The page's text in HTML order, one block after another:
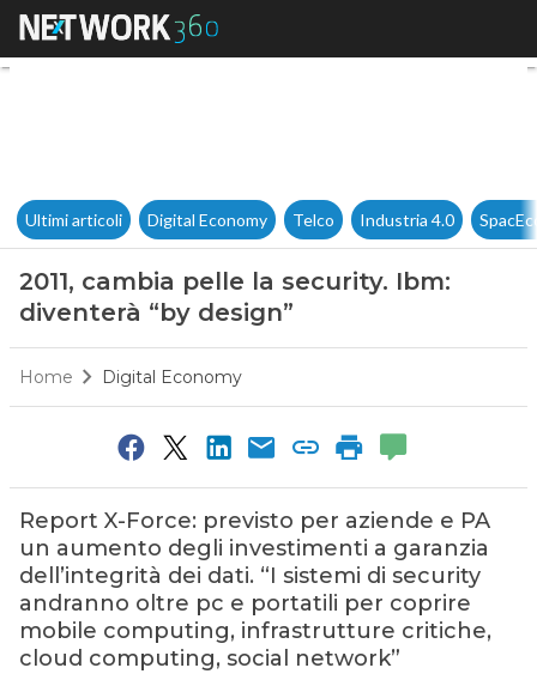
2011, cambia pelle la
Ultimi articoli Digital Economy Telco Industria 4.0
2011, cambia pelle la security. Ibm:
diventerà “by design”
Home Digital Economy
Report X-Force: previsto per aziende e PA
un aumento degli investimenti a garanzia
dell’integrità dei dati. “I sistemi di security
andranno oltre pc e portatili per coprire
mobile computing, infrastrutture critiche,
cloud computing, social network”